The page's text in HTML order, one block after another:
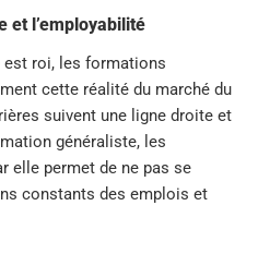
et l’employabilité
est roi, les formations
cette réalité du marché du
suivent une ligne droite et
généraliste, les
elle permet de ne pas se
constants des emplois et